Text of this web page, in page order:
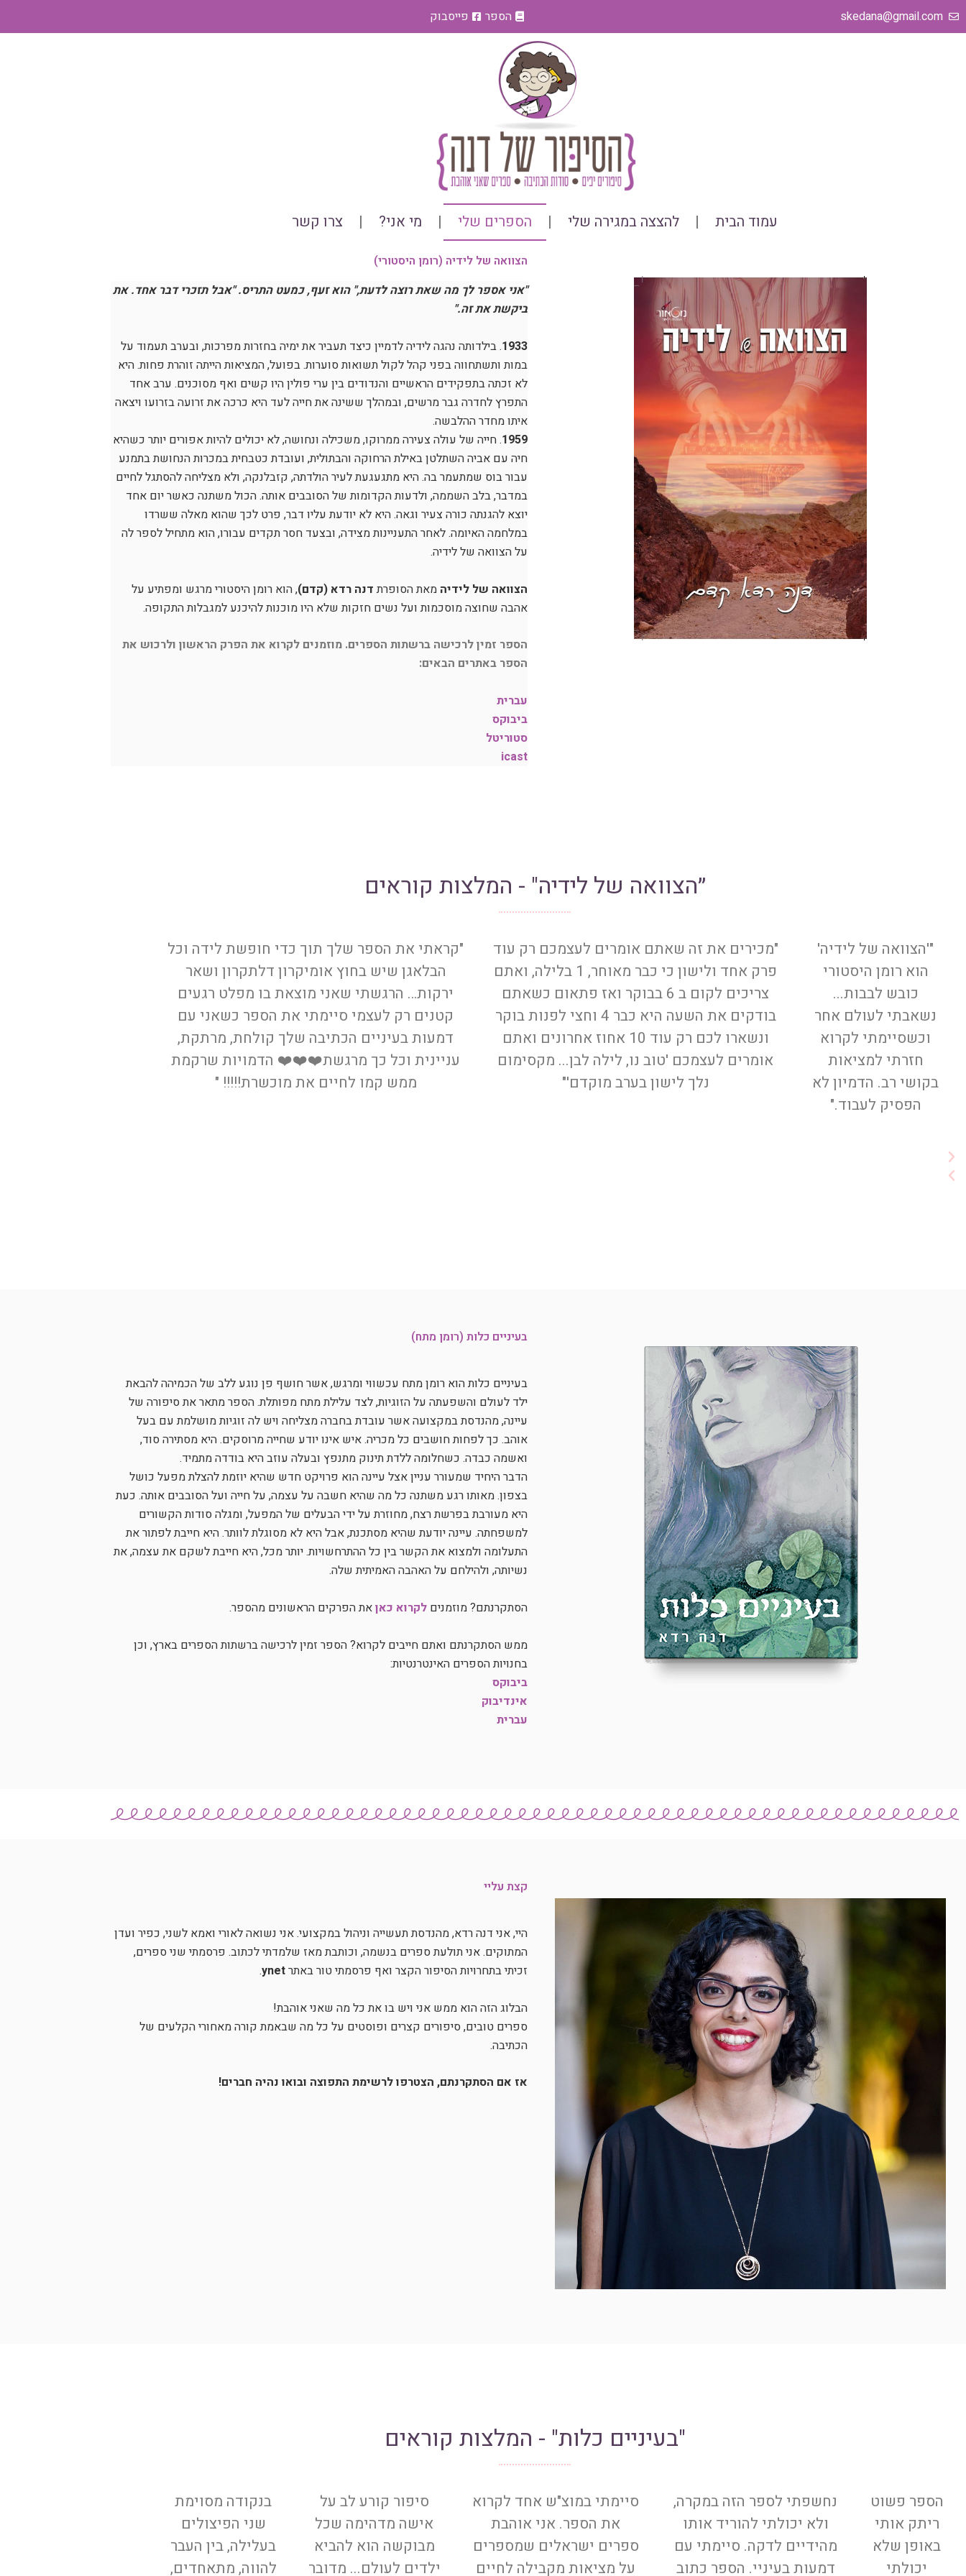
דילוג skedana@gmail.com הספר פייסבוק
עמוד הבית להצצה במגירה שלי הספרים שלי מי אני? צרו קשר
הצוואה של לידיה (רומן היסטורי)
"אני אספר לך מה שאת רוצה לדעת," הוא זעף, כמעט התריס. "אבל תזכרי דבר אחד. את
ביקשת את זה."
1933. בילדותה נהגה לידיה לדמיין כיצד תעביר את ימיה בחזרות מפרכות, ובערב תעמוד על
במות ותשתחווה בפני קהל לקול תשואות סוערות. בפועל, המציאות הייתה זוהרת פחות. היא
לא זכתה בתפקידים הראשיים והנדודים בין ערי פולין היו קשים ואף מסוכנים. ערב אחד
התפרץ לחדרה גבר מרשים, ובמהלך ששינה את חייה לעד היא כרכה את זרועה בזרועו ויצאה
איתו מחדר ההלבשה.
1959. חייה של עולה צעירה ממרוקו, משכילה ונחושה, לא יכולים להיות אפורים יותר כשהיא
חיה עם אביה השתלטן באילת הרחוקה והבתולית, ועובדת כטבחית במכרות הנחושת בתמנע
עבור בוס שמתעמר בה. היא מתגעגעת לעיר הולדתה, קזבלנקה, ולא מצליחה להסתגל לחיים
במדבר, בלב השממה, ולדעות הקדומות של הסובבים אותה. הכול משתנה כאשר יום אחד
יוצא להגנתה כורה צעיר וגאה. היא לא יודעת עליו דבר, פרט לכך שהוא מאלה ששרדו
במלחמה האיומה. לאחר התעניינות מצידה, ובצעד חסר תקדים עבורו, הוא מתחיל לספר לה
על הצוואה של לידיה.
הצוואה של לידיה מאת הסופרתדנה רדא (קדם), הוא רומן היסטורי מרגש ומפתיע על
אהבה שחוצה מוסכמותועל נשים חזקות שלא היו מוכנות להיכנע למגבלות התקופה.
הספר זמין לרכישה ברשתות הספרים. מוזמנים לקרוא את הפרק הראשון ולרכוש את
הספר באתרים הבאים:
עברית
ביבוקס
סטוריטל
icast
״הצוואה של לידיה" - המלצות קוראים
"'הצוואה של לידיה'
הוא רומן היסטורי
כובש לבבות...
נשאבתי לעולם אחר
וכשסיימתי לקרוא
חזרתי למציאות
בקושי רב. הדמיון לא
הפסיק לעבוד."
"מכירים את זה שאתם אומרים לעצמכם רק עוד
פרק אחד ולישון כי כבר מאוחר, 1 בלילה, ואתם
צריכים לקום ב 6 בבוקר ואז פתאום כשאתם
בודקים את השעה היא כבר 4 וחצי לפנות בוקר
ונשארו לכם רק עוד 10 אחוז אחרונים ואתם
אומרים לעצמכם 'טוב נו, לילה לבן... מקסימום
נלך לישון בערב מוקדם'"
"קראתי את הספר שלך תוך כדי חופשת לידה וכל
הבלאגן שיש בחוץ אומיקרון דלתקרון ושאר
ירקות… הרגשתי שאני מוצאת בו מפלט רגעים
קטנים רק לעצמי סיימתי את הספר כשאני עם
דמעות בעיניים הכתיבה שלך קולחת, מרתקת,
עניינית וכל כך מרגשת❤️❤️❤️ הדמויות שרקמת
ממש קמו לחיים את מוכשרת!!!!! "
בעיניים כלות (רומן מתח)
בעיניים כלות הוא רומן מתח עכשווי ומרגש, אשר חושף פן נוגע ללב של הכמיהה להבאת
ילד לעולם והשפעתה על הזוגיות, לצד עלילת מתח מפותלת. הספר מתאר את סיפורה של
עיינה, מהנדסת במקצועה אשר עובדת בחברה מצליחה ויש לה זוגיות מושלמת עם בעל
אוהב. כך לפחות חושבים כל מכריה. איש אינו יודע שחייה מרוסקים. היא מסתירה סוד,
ואשמה כבדה. כשחלומה ללדת תינוק מתנפץ ובעלה עוזב היא בודדה מתמיד.
הדבר היחיד שמעורר עניין אצל עיינה הוא פרויקט חדש שהיא יוזמת להצלת מפעל כושל
בצפון. מאותו רגע משתנה כל מה שהיא חשבה על עצמה, על חייה ועל הסובבים אותה. כעת
היא מעורבת בפרשת רצח, מחוזרת על ידי הבעלים של המפעל, ומגלה סודות הקשורים
למשפחתה. עיינה יודעת שהיא מסתכנת, אבל היא לא מסוגלת לוותר. היא חייבת לפתור את
התעלומה ולמצוא את הקשר בין כל ההתרחשויות. יותר מכל, היא חייבת לשקם את עצמה, את
נשיותה, ולהילחם על האהבה האמיתית שלה.
הסתקרנתם? מוזמנים לקרוא כאןאת הפרקים הראשונים מהספר.
ממש הסתקרנתם ואתם חייבים לקרוא? הספר זמין לרכישה ברשתות הספרים בארץ, וכן
בחנויות הספרים האינטרנטיות:
ביבוקס
אינדיבוק
עברית
קצת עליי
היי, אני דנה רדא, מהנדסת תעשייה וניהול במקצועי. אני נשואה לאורי ואמא לשני, כפיר ועדן
המתוקים. אני תולעת ספרים בנשמה, וכותבת מאז שלמדתי לכתוב. פרסמתי שני ספרים,
זכיתי בתחרויות הסיפור הקצר ואף פרסמתי טור באתרynet
.
הבלוג הזה הוא ממש אני ויש בו את כל מה שאני אוהבת!
ספרים טובים, סיפורים קצרים ופוסטים על כל מה שבאמת קורה מאחורי הקלעים של
הכתיבה.
אז אם הסתקרנתם, הצטרפו לרשימת התפוצה ובואו נהיה חברים!
"בעיניים כלות" - המלצות קוראים
הספר פשוט
ריתק אותי
באופן שלא
יכולתי
נחשפתי לספר הזה במקרה,
ולא יכולתי להוריד אותו
מהידיים לדקה. סיימתי עם
דמעות בעיניי. הספר כתוב
סיימתי במוצ"ש אחד לקרוא
את הספר. אני אוהבת
ספרים ישראלים שמספרים
על מציאות מקבילה לחיים
סיפור קורע לב על
אישה מדהימה שכל
מבוקשה הוא להביא
ילדים לעולם... מדובר
בנקודה מסוימת
שני הפיצולים
בעלילה, בין העבר
להווה, מתאחדים,
ק
ד
ב
א